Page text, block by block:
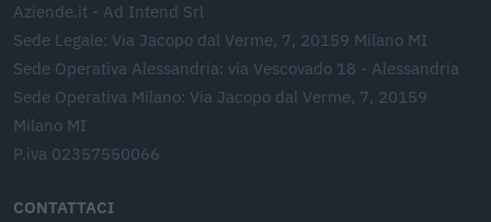
Aziende.it - Ad Intend Srl
Sede Legale: Via Jacopo dal Verme, 7, 20159 Milano MI
Sede Operativa Alessandria: via Vescovado 18 - Alessandria
Sede Operativa Milano: Via Jacopo dal Verme, 7, 20159
Milano MI
P.iva 02357550066
CONTATTACI